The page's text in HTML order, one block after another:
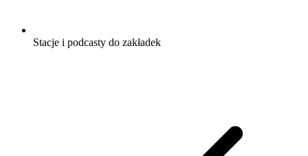
Stacje i podcasty do zakładek